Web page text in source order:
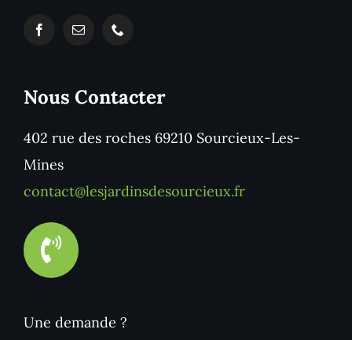
Nous Contacter
402 rue des roches 69210 Sourcieux-Les-
Mines
contact@lesjardinsdesourcieux.fr
Une demande ?